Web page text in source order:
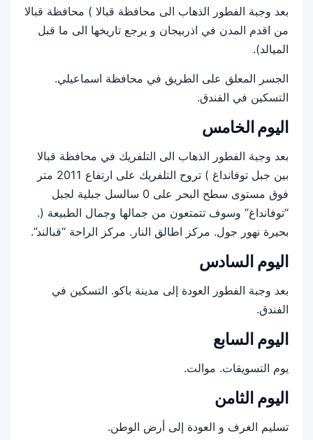
بعد وجبة الفطور الذهاب الى محافظة قبالا ) محافظة قبالا
من اقدم المدن في اذربيجان و يرجع تاريخها الى ما قبل
الميالد).
الجسر المعلق على الطريق في محافظة اسماعيلي.
التسكين في الفندق.
اليوم الخامس
بعد وجبة الفطور الذهاب الى التلفريك في محافظة قبالا
بين جبل توفانداغ ) تروح التلفريك على ارتفاع 2011 متر
فوق مستوى سطح البحر على 0 سالسل جبلية لجبل
“توفانداغ” وسوف تتمتعون من جمالها وجمال الطبيعة (.
بحيرة نهور جول. مركز اطالق النار. مركز الراحة “قبالند”.
اليوم السادس
بعد وجبة الفطور العودة إلى مدينة باكو. التسكين في
الفندق.
اليوم السابع
يوم التسويقات. موالت.
اليوم الثامن
تسليم الغرف و العودة إلى أرض الوطن.